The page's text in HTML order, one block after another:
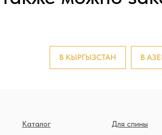
В КЫРГЫЗСТАН В
Каталог
Для спины